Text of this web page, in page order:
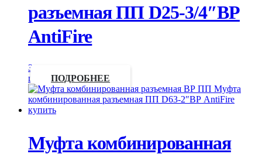
разъемная ПП D25-3/4″ВР
AntiFire
Запросить
цену
ПОДРОБНЕЕ
Муфта комбинированная